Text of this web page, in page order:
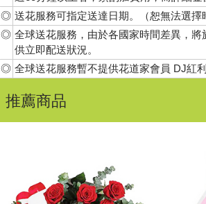
◎ 送花服務可指定送達日期。（恕無法選擇
◎ 全球送花服務，由於各國家時間差異，
供立即配送狀況。
◎ 全球送花服務暫不提供花道家會員 DJ紅
推薦商品